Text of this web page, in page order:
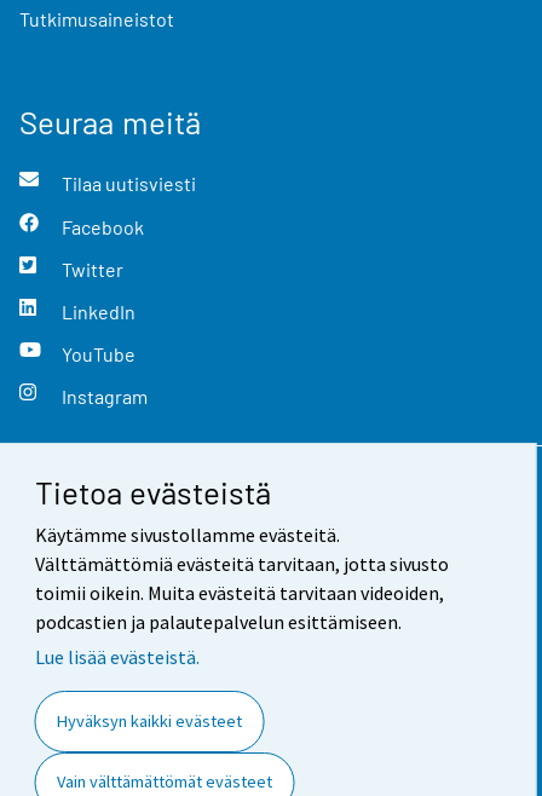
Tietoa evästeistä
Käytämme sivustollamme evästeitä.
Välttämättömiä evästeitä tarvitaan, jotta sivusto
toimii oikein. Muita evästeitä tarvitaan videoiden,
podcastien ja palautepalvelun esittämiseen.
Lue lisää evästeistä.
Hyväksyn kaikki evästeet
Vain välttämättömät evästeet
Tutkimusaineistot
Seuraa meitä
Tilaa uutisviesti
Facebook
Twitter
LinkedIn
YouTube
Instagram
Yhteystiedot
Palaute
Käyttöehdot
Saavutettavuus
Tietoa sivustosta
Evästeasetukset